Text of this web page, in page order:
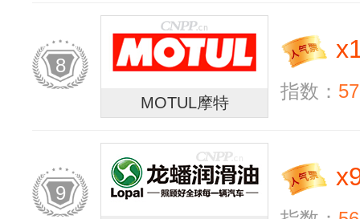
8
MOTUL摩特
x
指数：
9
x